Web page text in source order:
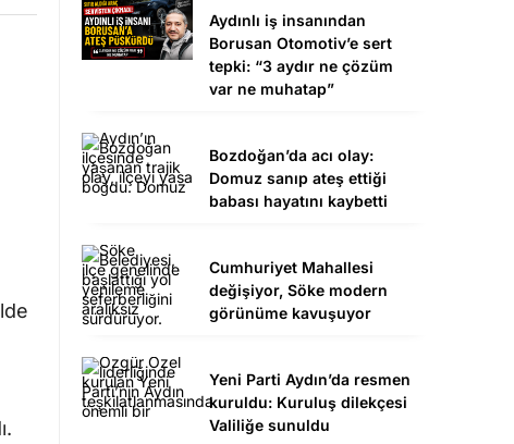
Aydınlı iş insanından
Borusan Otomotiv’e sert
tepki: “3 aydır ne çözüm
var ne muhatap”
Bozdoğan’da acı olay:
Domuz sanıp ateş ettiği
babası hayatını kaybetti
Cumhuriyet Mahallesi
değişiyor, Söke modern
görünüme kavuşuyor
Yeni Parti Aydın’da resmen
kuruldu: Kuruluş dilekçesi
Valiliğe sunuldu